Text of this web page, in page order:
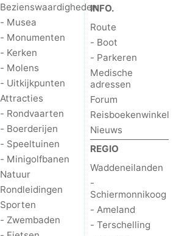
Bezienswaardigheden
- Musea
- Monumenten
- Kerken
- Molens
- Uitkijkpunten
Attracties
- Rondvaarten
- Boerderijen
- Speeltuinen
- Minigolfbanen
Natuur
Rondleidingen
Sporten
- Zwembaden
INFO.
Route
- Boot
- Parkeren
Medische
adressen
Forum
Reisboekenwinkel
Nieuws
REGIO
Waddeneilanden
-
Schiermonnikoog
- Ameland
- Terschelling